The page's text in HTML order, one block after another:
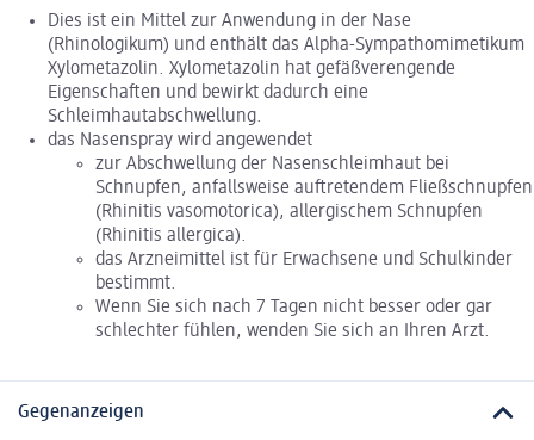
Dies ist ein Mittel zur Anwendung in der Nase
(Rhinologikum) und enthält das Alpha-Sympathomimetikum
Xylometazolin. Xylometazolin hat gefäßverengende
Eigenschaften und bewirkt dadurch eine
Schleimhautabschwellung.
das Nasenspray wird angewendet
zur Abschwellung der Nasenschleimhaut bei
Schnupfen, anfallsweise auftretendem Fließschnupfen
(Rhinitis vasomotorica), allergischem Schnupfen
(Rhinitis allergica).
das Arzneimittel ist für Erwachsene und Schulkinder
bestimmt.
Wenn Sie sich nach 7 Tagen nicht besser oder gar
schlechter fühlen, wenden Sie sich an Ihren Arzt.
Gegenanzeigen